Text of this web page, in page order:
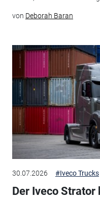
von Deborah Baran
30.07.2026 #Iveco Trucks
Der Iveco